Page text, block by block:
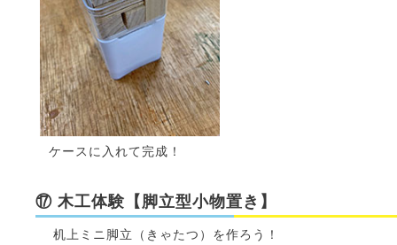
ケースに入れて完成！
⑰ 木工体験【脚立型小物置き】
机上ミニ脚立（きゃたつ）を作ろう！